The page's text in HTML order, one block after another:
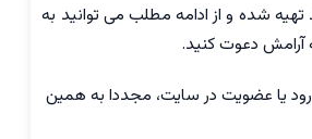
با ناهید تهیه شده و از ادامه مطلب می توانید به
آرامش دعوت کنید.
یا عضویت در سایت، مجددا به همین